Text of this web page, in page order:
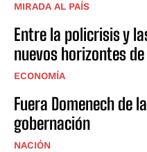
MIRADA AL PAÍS
Entre la policrisis y
nuevos horizontes
ECONOMÍA
Fuera Domenech de
gobernación
NACIÓN